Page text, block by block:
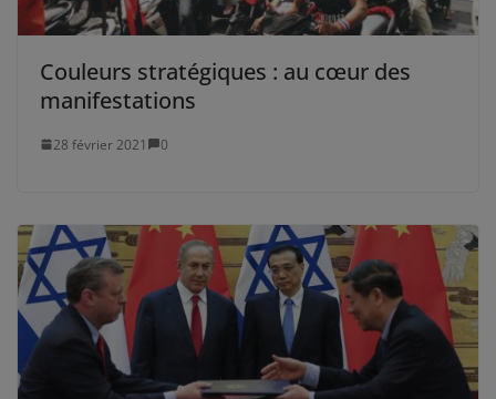
Couleurs stratégiques : au cœur des
manifestations
28 février 2021 0